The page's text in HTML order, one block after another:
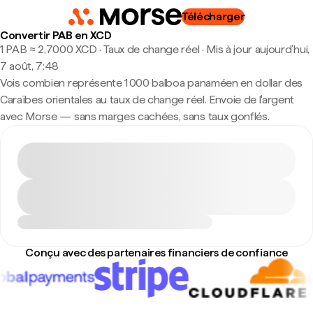
Télécharger
Convertir PAB en XCD
1 PAB ≈ 2,7000 XCD · Taux de change réel · Mis à jour aujourd’hui,
7 août, 7:48
Vois combien représente 1 000 balboa panaméen en dollar des
Caraïbes orientales au taux de change réel. Envoie de l'argent
avec Morse — sans marges cachées, sans taux gonflés.
Conçu avec des partenaires financiers de confiance